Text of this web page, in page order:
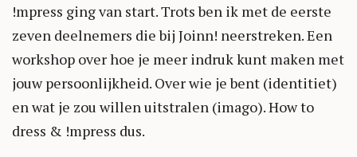
!mpress ging van start. Trots ben ik met de eerste
zeven deelnemers die bij Joinn! neerstreken. Een
workshop over hoe je meer indruk kunt maken met
jouw persoonlijkheid. Over wie je bent (identitiet)
en wat je zou willen uitstralen (imago). How to
dress & !mpress dus.